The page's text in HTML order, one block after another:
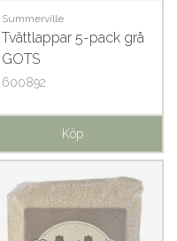
Summerville
Tvättlappar 5-pack grå
GOTS
600892
Köp